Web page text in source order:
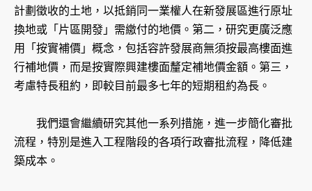
計劃徵收的土地，以抵銷同一業權人在新發展區進行原址
換地或「片區開發」需繳付的地價。第二，研究更廣泛應
用「按實補價」概念，包括容許發展商無須按最高樓面進
行補地價，而是按實際興建樓面釐定補地價金額。第三，
考慮特長租約，即較目前最多七年的短期租約為長。
我們還會繼續研究其他一系列措施，進一步簡化審批
流程，特別是進入工程階段的各項行政審批流程，降低建
築成本。